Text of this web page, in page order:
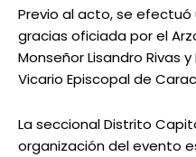
Previo al acto, se
gracias oficiada por el
Monseñor Lisandro Rivas
Vicario Episcopal de
La seccional Distrito
organización del evento